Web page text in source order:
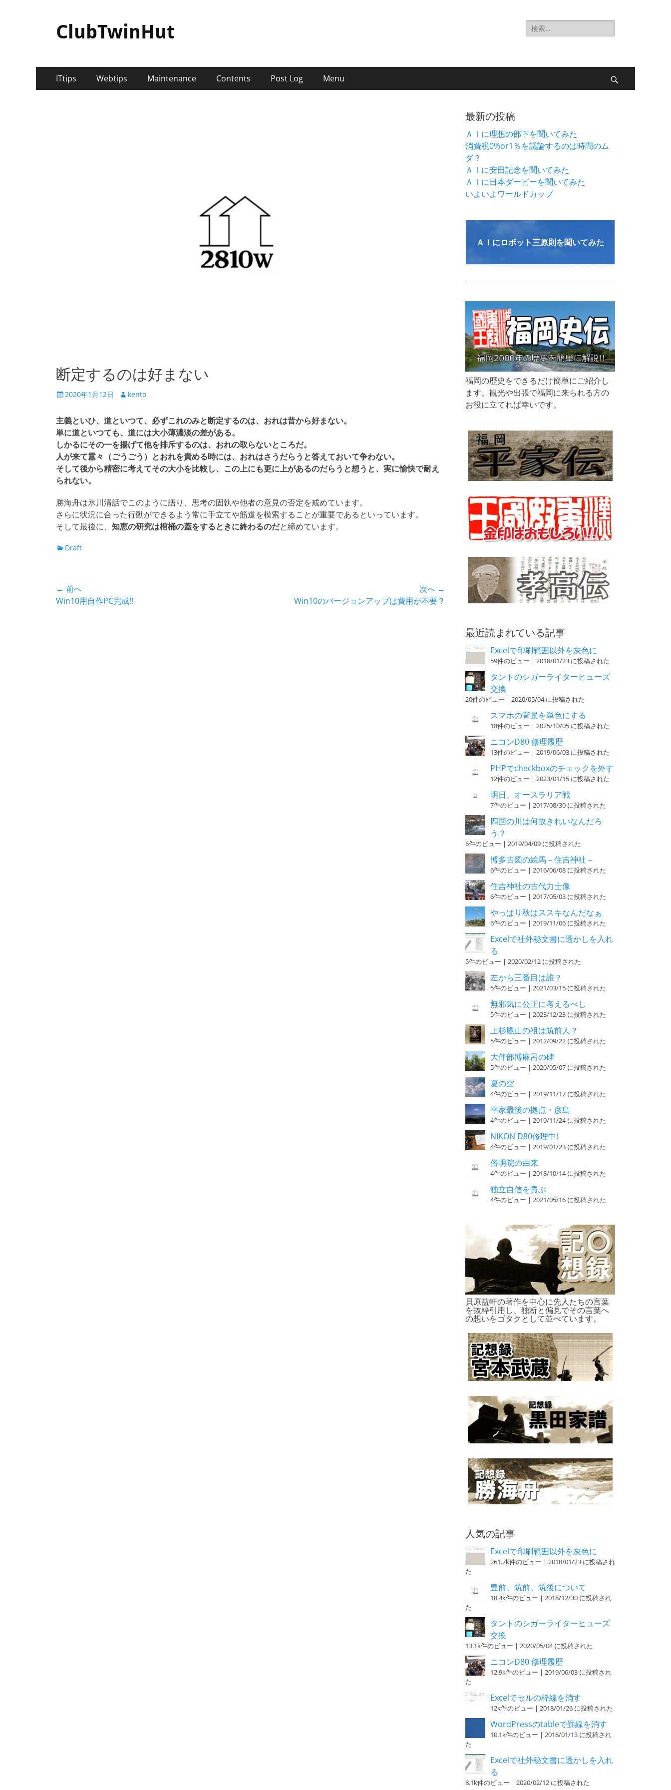
ClubTwinHut
検
索:
メ
イ
ITtips Webtips Maintenance Contents Post Log Menu
断定するのは好まない
投
日
2020年1月12日
投 kento
主義といひ、道といつて、必ずこれのみと断定するのは、おれは昔から好まない。
単に道といつても、道には大小薄濃淡の差がある。
しかるにその一を揚げて他を排斥するのは、おれの取らないところだ。
人が来て囂々（ごうごう）とおれを責める時には、おれはさうだらうと答えておいて争わない。
そして後から精密に考えてその大小を比較し、この上にも更に上があるのだらうと想うと、実に愉快で耐え
られない。
勝海舟は氷川清話でこのように語り、思考の固執や他者の意見の否定を戒めています。
さらに状況に合った行動ができるよう常に手立てや筋道を模索することが重要であるといっています。
そして最後に、 知恵の研究は棺桶の蓋をするときに終わるのだと締めています。
カ
ー
Draft
投
稿
← 前へ
前
Win10用自作PC完成!!
次へ →
Win10のバージョンアップは費用が不要？
最新の投稿
ＡＩに理想の部下を聞いてみた
消費税0%or1％を議論するのは時間のム
ダ？
ＡＩに安田記念を聞いてみた
ＡＩに日本ダービーを聞いてみた
いよいよワールドカップ
ＡＩにロボット三原則を聞いてみた
福岡の歴史をできるだけ簡単にご紹介し
ます。観光や出張で福岡に来られる方の
お役に立てれば幸いです。
最近読まれている記事
Excelで印刷範囲以外を灰色に
59件のビュー | 2018/01/23 に投稿された
タントのシガーライターヒューズ
交換
20件のビュー | 2020/05/04 に投稿された
スマホの背景を単色にする
18件のビュー | 2025/10/05 に投稿された
ニコンD80 修理履歴
13件のビュー | 2019/06/03 に投稿された
PHPでcheckboxのチェックを外す
12件のビュー | 2023/01/15 に投稿された
明日、オースラリア戦
7件のビュー | 2017/08/30 に投稿された
四国の川は何故きれいなんだろ
う？
6件のビュー | 2019/04/09 に投稿された
博多古図の絵馬－住吉神社－
6件のビュー | 2016/06/08 に投稿された
住吉神社の古代力士像
6件のビュー | 2017/05/03 に投稿された
やっぱり秋はススキなんだなぁ
6件のビュー | 2019/11/06 に投稿された
Excelで社外秘文書に透かしを入れ
る
5件のビュー | 2020/02/12 に投稿された
左から三番目は誰？
5件のビュー | 2021/03/15 に投稿された
無邪気に公正に考えるべし
5件のビュー | 2023/12/23 に投稿された
上杉鷹山の祖は筑前人？
5件のビュー | 2012/09/22 に投稿された
大伴部博麻呂の碑
5件のビュー | 2020/05/07 に投稿された
夏の空
4件のビュー | 2019/11/17 に投稿された
平家最後の拠点・彦島
4件のビュー | 2019/11/24 に投稿された
NIKON D80修理中!
4件のビュー | 2019/01/23 に投稿された
俗明院の由来
4件のビュー | 2018/10/14 に投稿された
独立自信を貴ぶ
4件のビュー | 2021/05/16 に投稿された
貝原益軒の著作を中心に先人たちの言葉
を抜粋引用し、独断と偏見でその言葉へ
の想いをゴタクとして並べています。
人気の記事
Excelで印刷範囲以外を灰色に
261.7k件のビュー | 2018/01/23 に投稿され
た
豊前、筑前、筑後について
18.4k件のビュー | 2018/12/30 に投稿され
た
タントのシガーライターヒューズ
交換
13.1k件のビュー | 2020/05/04 に投稿された
ニコンD80 修理履歴
12.9k件のビュー | 2019/06/03 に投稿され
た
Excelでセルの枠線を消す
12k件のビュー | 2018/01/26 に投稿された
WordPressのtableで罫線を消す
10.1k件のビュー | 2018/01/13 に投稿され
た
Excelで社外秘文書に透かしを入れ
る
8.1k件のビュー | 2020/02/12 に投稿された